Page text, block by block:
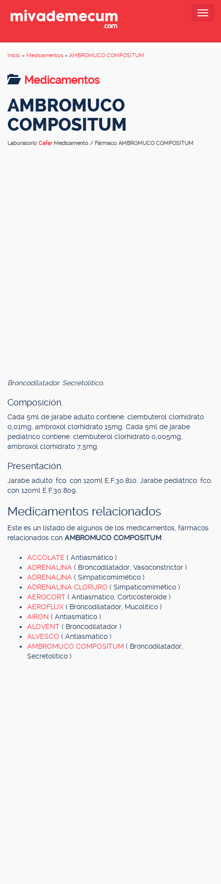
Inicio » Medicamentos » AMBROMUCO COMPOSITUM
Medicamentos
AMBROMUCO
COMPOSITUM
Laboratorio Cafar Medicamento / Fármaco AMBROMUCO COMPOSITUM
Broncodilatador. Secretolítico.
Composición.
Cada 5ml de jarabe adulto contiene: clembuterol clorhidrato
0,01mg, ambroxol clorhidrato 15mg. Cada 5ml de jarabe
pediátrico contiene: clembuterol clorhidrato 0,005mg,
ambroxol clorhidrato 7,5mg.
Presentación.
Jarabe adulto: fco. con 120ml E.F.30.810. Jarabe pediátrico: fco.
con 120ml E.F.30.809.
Medicamentos relacionados
Este es un listado de algunos de los medicamentos, fármacos
relacionados con AMBROMUCO COMPOSITUM
ACCOLATE ( Antiasmático )
ADRENALINA ( Broncodilatador, Vasoconstrictor )
ADRENALINA ( Simpaticomimético )
ADRENALINA CLORURO ( Simpaticomimético )
AEROCORT ( Antiasmático, Corticosteroide )
AEROFLUX ( Broncodilatador, Mucolítico )
AIRON ( Antiasmático )
ALOVENT ( Broncodilatador )
ALVESCO ( Antiasmático )
AMBROMUCO COMPOSITUM ( Broncodilatador,
Secretolítico )